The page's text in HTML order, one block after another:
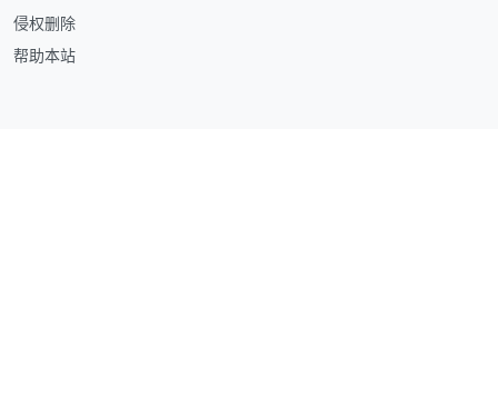
侵权删除
帮助本站